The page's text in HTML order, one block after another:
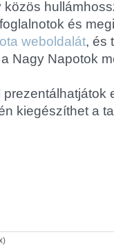
és
weboldalát, és
Nagy Napotok
kiegészíthet a